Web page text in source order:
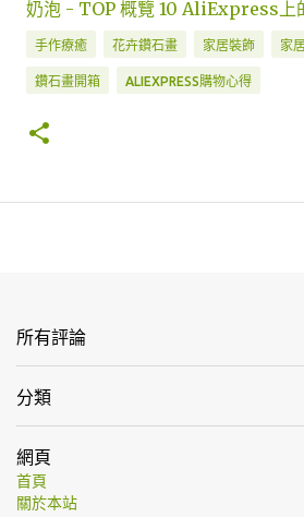
奶泡 - TOP 概覽 10 AliExpress上
手作療癒 花卉鑽石畫 家居裝飾 家
鑽石畫開箱 ALIEXPRESS購物心得
所有評論
分類
網頁
首頁
關於本站